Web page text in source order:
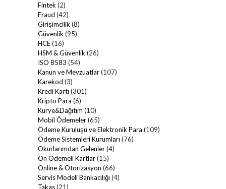
Fintek (2)
Fraud (42)
Girişimcilik (8)
Güvenlik (95)
HCE(16)
HSM & Güvenlik (26)
ISO 8583 (54)
Kanun ve Mevzuatlar(107)
Karekod (3)
Kredi Kartı (301)
Kripto Para (6)
Kurye&Dağıtım (10)
Mobil Ödemeler(65)
Ödeme Kuruluşu ve Elektronik Para (109)
Ödeme Sistemleri Kurumları (76)
Okurlarımdan Gelenler(4)
Ön Ödemeli Kartlar(15)
Online & Otorizasyon (66)
Servis Modeli Bankacılığı (4)
Takas(21)